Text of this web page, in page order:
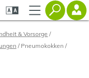
& Vorsorge
Pneumokokken